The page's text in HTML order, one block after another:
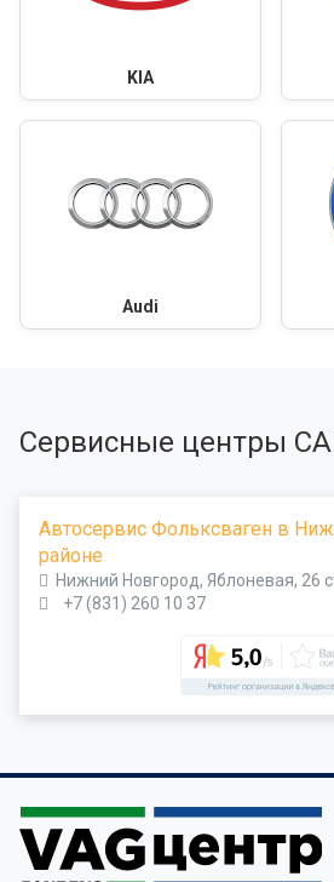
KIA
Audi
Сервисные центры
Автосервис Фольксваген в
районе
Нижний Новгород, Яблоневая, 26
+7 (831) 260 10 37